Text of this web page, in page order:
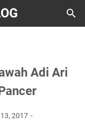
Adi Ari
2017